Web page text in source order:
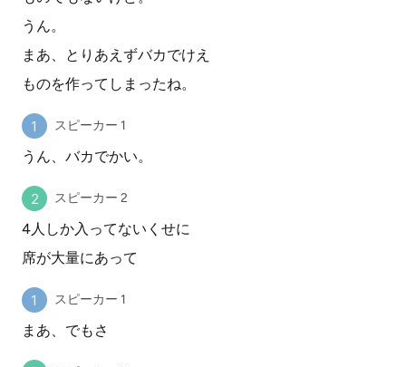
うん。
まあ、とりあえずバカでけえ
ものを作ってしまったね。
スピーカー 1
うん、バカでかい。
スピーカー 2
4人しか入ってないくせに
席が大量にあって
スピーカー 1
まあ、でもさ